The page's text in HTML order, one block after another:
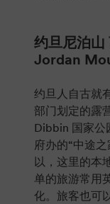
约旦尼泊山
Jordan
约旦人自古就
部门划定的露
Dibbin 国家公
府办的“中途
以，这里的本
单的旅游常用
化。旅客也可